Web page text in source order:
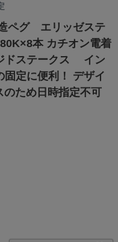
ペグ エリッゼステ
本 カチオン電着
ステークス イン
定に便利！ デザイ
のため日時指定不可